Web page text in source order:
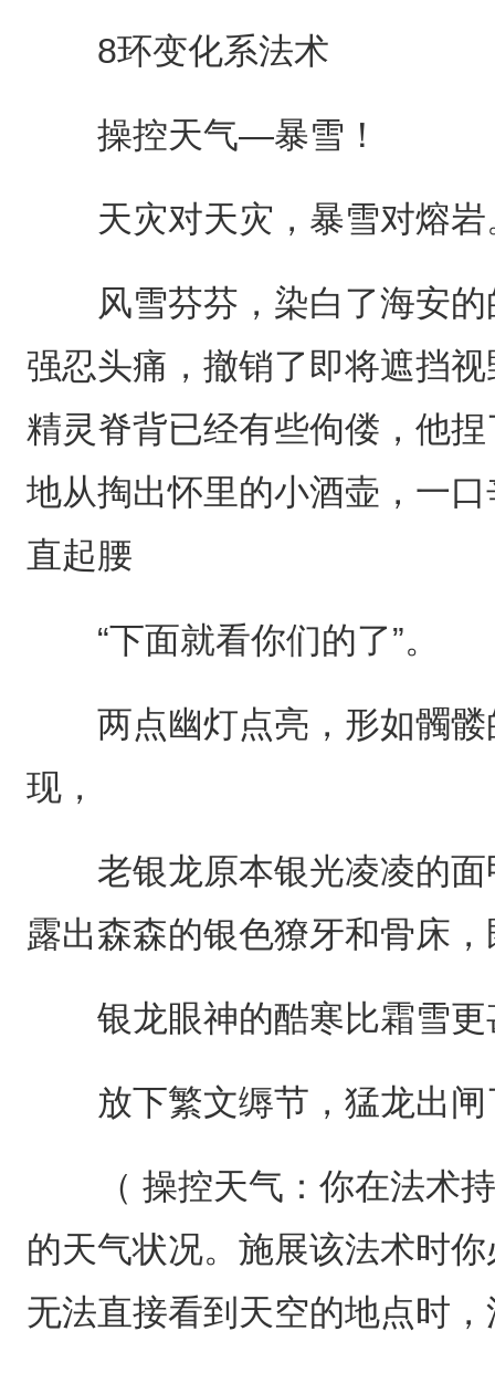
8环变化系法术
操控天气—暴雪！
天灾对天灾，暴雪对熔岩
风雪芬芬，染白了海安的
强忍头痛，撤销了即将遮挡
精灵脊背已经有些佝偻，他
地从掏出怀里的小酒壶，一
直起腰
“下面就看你们的了”。
两点幽灯点亮，形如髑髅
现，
老银龙原本银光凌凌的面
露出森森的银色獠牙和骨床
银龙眼神的酷寒比霜雪更
放下繁文缛节，猛龙出
（ 操控天气：你在法术持
的天气状况。施展该法术时
无法直接看到天空的地点时